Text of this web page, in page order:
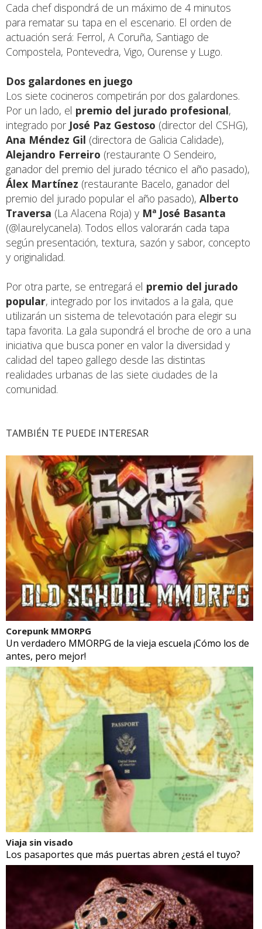
Cada chef dispondrá de un máximo de 4 minutos
para rematar su tapa en el escenario. El orden de
actuación será: Ferrol, A Coruña, Santiago de
Compostela, Pontevedra, Vigo, Ourense y Lugo.
Dos galardones en juego
Los siete cocineros competirán por dos galardones.
Por un lado, el premio del jurado profesional,
integrado por José Paz Gestoso (director del CSHG),
Ana Méndez Gil (directora de Galicia Calidade),
Alejandro Ferreiro (restaurante O Sendeiro,
ganador del premio del jurado técnico el año pasado),
Álex Martínez (restaurante Bacelo, ganador del
premio del jurado popular el año pasado), Alberto
Traversa (La Alacena Roja) y Mª José Basanta
(@laurelycanela). Todos ellos valorarán cada tapa
según presentación, textura, sazón y sabor, concepto
y originalidad.
Por otra parte, se entregará el premio del jurado
popular, integrado por los invitados a la gala, que
utilizarán un sistema de televotación para elegir su
tapa favorita. La gala supondrá el broche de oro a una
iniciativa que busca poner en valor la diversidad y
calidad del tapeo gallego desde las distintas
realidades urbanas de las siete ciudades de la
comunidad.
TAMBIÉN TE PUEDE INTERESAR
Corepunk MMORPG
Un verdadero MMORPG de la vieja escuela ¡Cómo los de
antes, pero mejor!
Viaja sin visado
Los pasaportes que más puertas abren ¿está el tuyo?